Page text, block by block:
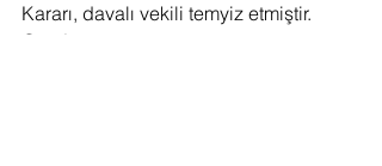
Kararı, davalı vekili temyiz etmiştir.
Gerekçe: